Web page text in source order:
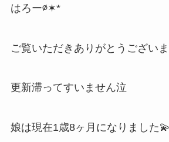
はろー∅✶*
ご覧いただきありがとうござい
更新滞ってすいません泣
娘は現在1歳8ヶ月になりました💫